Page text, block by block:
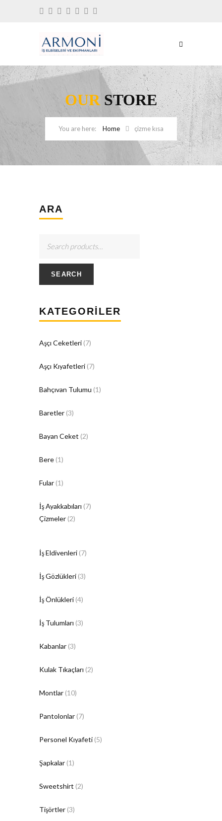
OUR STORE
Home çizme kısa
ARA
SEARCH
KATEGORILER
Aşçı Ceketleri (7)
Aşçı Kıyafetleri (7)
Bahçıvan Tulumu (1)
Baretler (3)
Bayan Ceket (2)
Bere (1)
Fular (1)
İş Ayakkabıları (7)
Çizmeler (2)
İş Eldivenleri (7)
İş Gözlükleri (3)
İş Önlükleri (4)
İş Tulumları (3)
Kabanlar (3)
Kulak Tıkaçları (2)
Montlar (10)
Pantolonlar (7)
Personel Kıyafeti (5)
Şapkalar (1)
Sweetshirt (2)
Tişörtler (3)